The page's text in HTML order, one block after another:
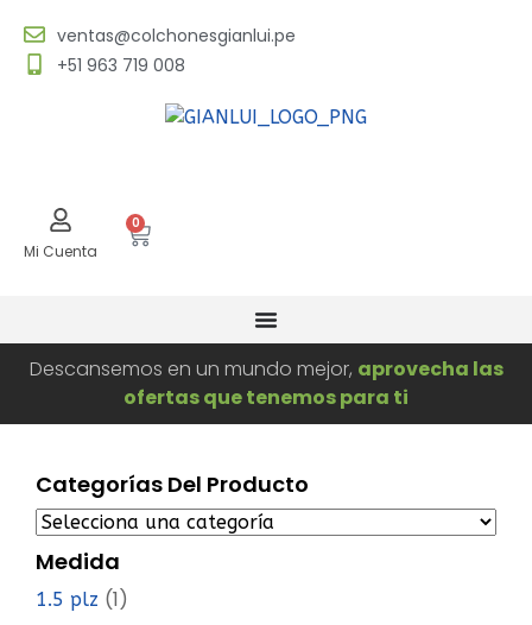
ventas@colchonesgianlui.pe
+51 963 719 008
Mi Cuenta
0
Descansemos en un mundo mejor, aprovecha las
ofertas que tenemos para ti
Categorías Del Producto
Medida
1.5 plz (1)